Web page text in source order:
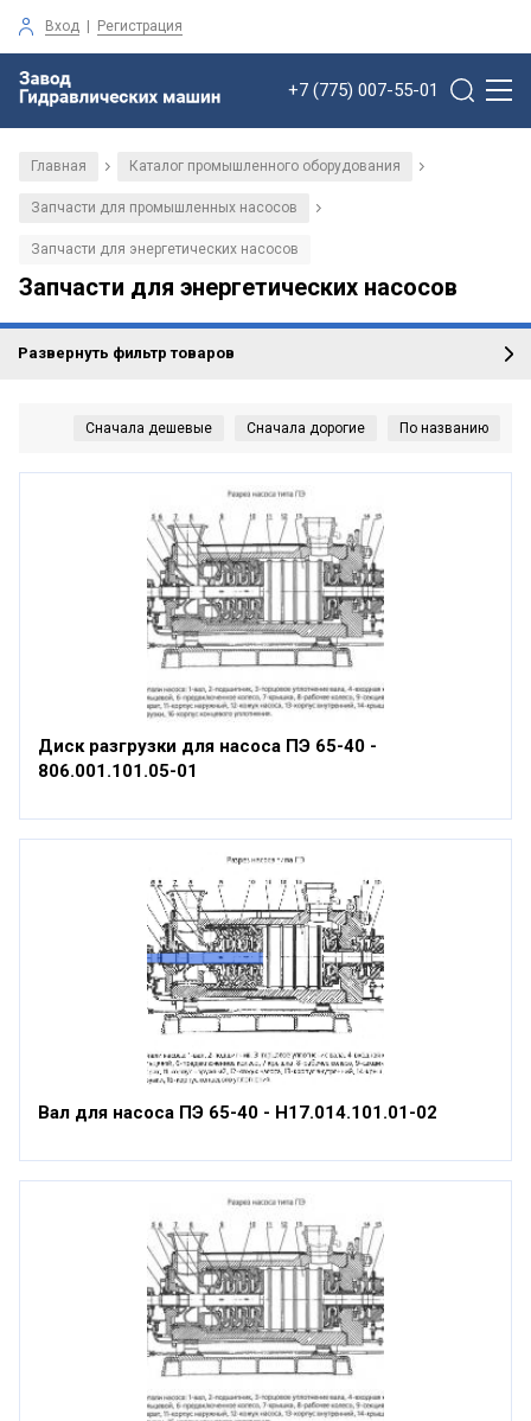
Вход | Регистрация
+7 (775) 007-55-01
Главная / Каталог промышленного оборудования /
Запчасти для промышленных насосов /
Запчасти для энергетических насосов
Запчасти для энергетических насосов
Развернуть фильтр товаров
Диск разгрузки для насоса ПЭ 65-40 -
806.001.101.05-01
Вал для насоса ПЭ 65-40 - Н17.014.101.01-02